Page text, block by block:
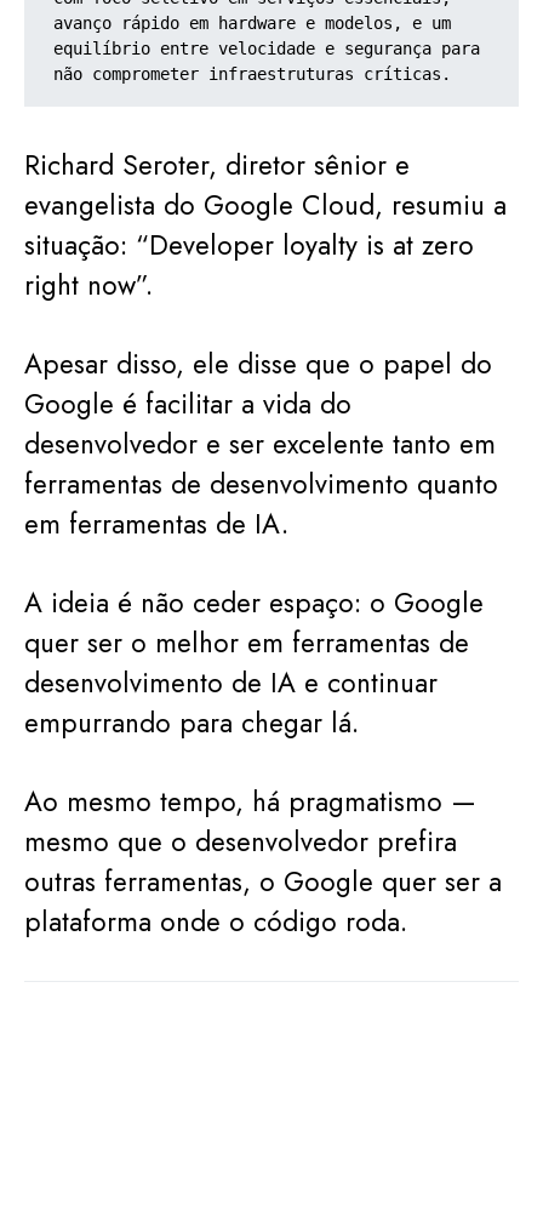
avanço rápido em hardware e modelos, e um
equilíbrio entre velocidade e segurança para
não comprometer infraestruturas críticas.
Richard Seroter, diretor sênior e
evangelista do Google Cloud, resumiu a
situação: “Developer loyalty is at zero
right now”.
Apesar disso, ele disse que o papel do
Google é facilitar a vida do
desenvolvedor e ser excelente tanto em
ferramentas de desenvolvimento quanto
em ferramentas de IA.
A ideia é não ceder espaço: o Google
quer ser o melhor em ferramentas de
desenvolvimento de IA e continuar
empurrando para chegar lá.
Ao mesmo tempo, há pragmatismo —
mesmo que o desenvolvedor prefira
outras ferramentas, o Google quer ser a
plataforma onde o código roda.